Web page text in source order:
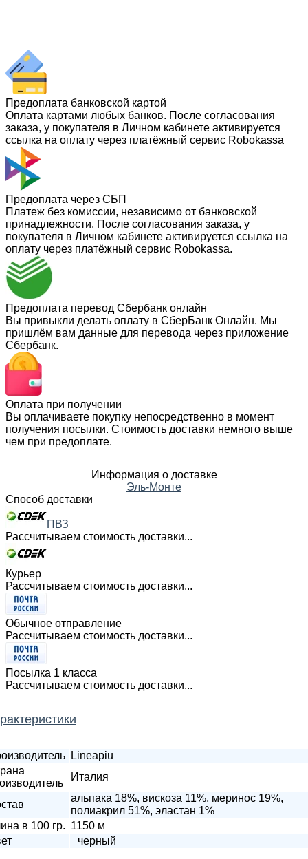
Предоплата банковской картой
Оплата картами любых банков. После согласования
заказа, у покупателя в Личном кабинете активируется
ссылка на оплату через платёжный сервис Robokassa
Предоплата через СБП
Платеж без комиссии, независимо от банковской
принадлежности. После согласования заказа, у
покупателя в Личном кабинете активируется ссылка на
оплату через платёжный сервис Robokassa.
Предоплата перевод Сбербанк онлайн
Вы привыкли делать оплату в СберБанк Онлайн. Мы
пришлём вам данные для перевода через приложение
Сбербанк.
Оплата при получении
Вы оплачиваете покупку непосредственно в момент
получения посылки. Стоимость доставки немного выше
чем при предоплате.
Информация о доставке
Эль-Монте
Способ доставки
ПВЗ
Рассчитываем стоимость доставки...
Курьер
Рассчитываем стоимость доставки...
Обычное отправление
Рассчитываем стоимость доставки...
Посылка 1 класса
Рассчитываем стоимость доставки...
Lineapiu
Италия
альпака 18%, вискоза 11%, меринос 19%,
полиакрил 51%, эластан 1%
в 100 гр. 1150 м
черный